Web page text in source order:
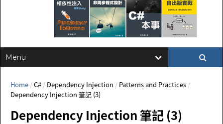
Home /C# / Dependency Injection / Patterns and Practices /
Dependency Injection 筆記 (3)
Dependency Injection 筆記 (3)